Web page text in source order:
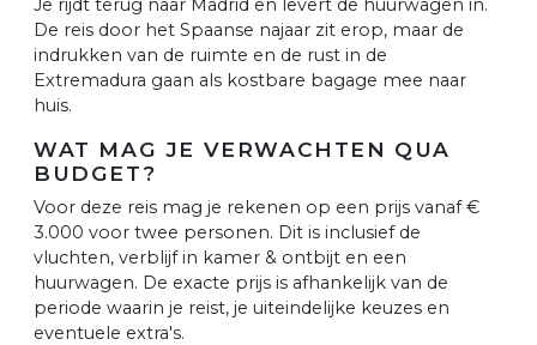
Je rijdt terug naar Madrid en levert de huurwagen in.
De reis door het Spaanse najaar zit erop, maar de
indrukken van de ruimte en de rust in de
Extremadura gaan als kostbare bagage mee naar
huis.
WAT MAG JE VERWACHTEN QUA
BUDGET?
Voor deze reis mag je rekenen op een prijs vanaf €
3.000 voor twee personen. Dit is inclusief de
vluchten, verblijf in kamer & ontbijt en een
huurwagen. De exacte prijs is afhankelijk van de
periode waarin je reist, je uiteindelijke keuzes en
eventuele extra's.